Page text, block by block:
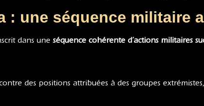
: une séquence militaire
dans une séquence cohérente d’actions militaires
des positions attribuées à des groupes